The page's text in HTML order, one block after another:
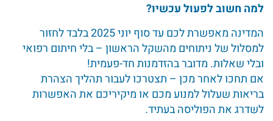
למה חשוב לפעול עכשיו?
המדינה מאפשרת לכם עד סוף יוני 2025 בלבד לחזור
למסלול של ניתוחים מהשקל הראשון – בלי חיתום רפואי
ובלי שאלות. מדובר בהזדמנות חד-פעמית!
אם תחכו לאחר מכן – תצטרכו לעבור תהליך הצהרת
בריאות שעלול למנוע מכם או מיקיריכם את האפשרות
לשדרג את הפוליסה בעתיד.